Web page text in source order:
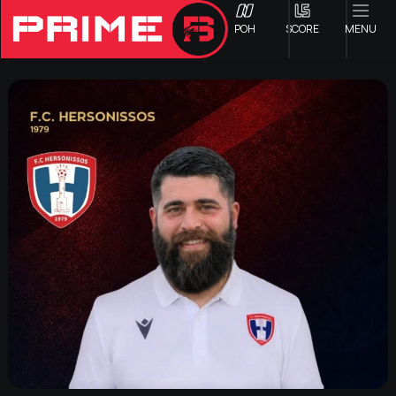
ΡΟΗ SCORE MENU
Γ ΕΘΝΙΚΗ
Α1 ΕΠΣΗ
Α2 ΕΠΣΗ
Β1 ΕΠΣΗ
Β2 ΕΠΣΗ